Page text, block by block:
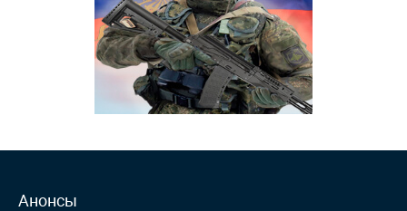
Анонсы